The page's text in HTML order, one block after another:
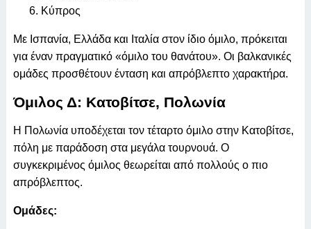
Κύπρος
Με Ισπανία, Ελλάδα και Ιταλία στον ίδιο όμιλο, πρόκειται
για έναν πραγματικό «όμιλο του θανάτου». Οι βαλκανικές
ομάδες προσθέτουν ένταση και απρόβλεπτο χαρακτήρα.
Όμιλος Δ: Κατοβίτσε, Πολωνία
Η Πολωνία υποδέχεται τον τέταρτο όμιλο στην Κατοβίτσε,
πόλη με παράδοση στα μεγάλα τουρνουά. Ο
συγκεκριμένος όμιλος θεωρείται από πολλούς ο πιο
απρόβλεπτος.
Ομάδες: